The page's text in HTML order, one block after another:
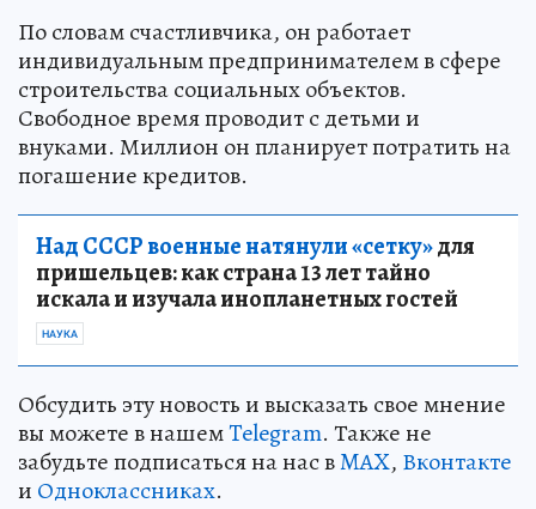
По словам счастливчика, он работает
индивидуальным предпринимателем в сфере
строительства социальных объектов.
Свободное время проводит с детьми и
внуками. Миллион он планирует потратить на
погашение кредитов.
Над СССР военные натянули «сетку»для
пришельцев: как страна 13 лет тайно
искала и изучала инопланетных гостей
НАУКА
Обсудить эту новость и высказать свое мнение
вы можете в нашемTelegram. Также не
забудьте подписаться на нас вMAX, Вконтакте
и Одноклассниках.